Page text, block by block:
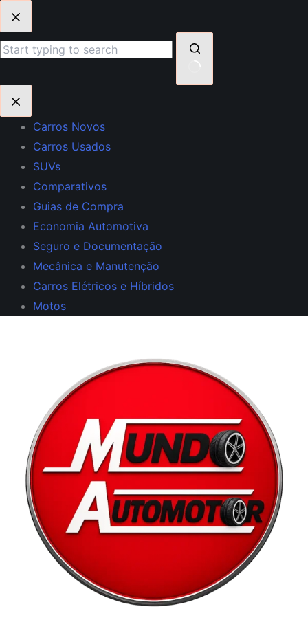
para
o
resultados
Carros Novos
Carros Usados
SUVs
Comparativos
Guias de Compra
Economia Automotiva
Seguro e Documentação
Mecânica e Manutenção
Carros Elétricos e Híbridos
Motos